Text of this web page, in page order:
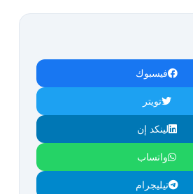
فيسبوك
تويتر
لينكد إن
واتساب
تيليجرام